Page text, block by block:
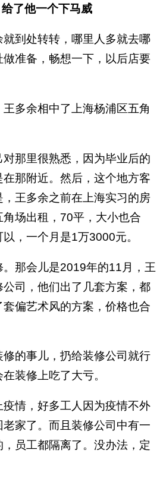
了他一个下马威
到处转转，哪里人多就去哪
做准备，畅想一下，以后店要
多余相中了上海杨浦区五角
那里很熟悉，因为毕业后的
那附近。然后，这个地方客
王多余之前在上海实习的房
场出租，70平，大小也合
，一个月是1万3000元。
那会儿是2019年的11月，王
司，他们出了几套方案，都
偏艺术风的方案，价格也合
的事儿，扔给装修公司就行
装修上吃了大亏。
情，好多工人因为疫情不外
家了。而且装修公司中有一
员工都隔离了。没办法，定